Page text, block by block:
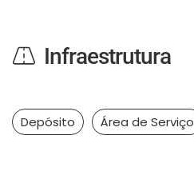
Infraestrutura
Depósito Área de Serviço